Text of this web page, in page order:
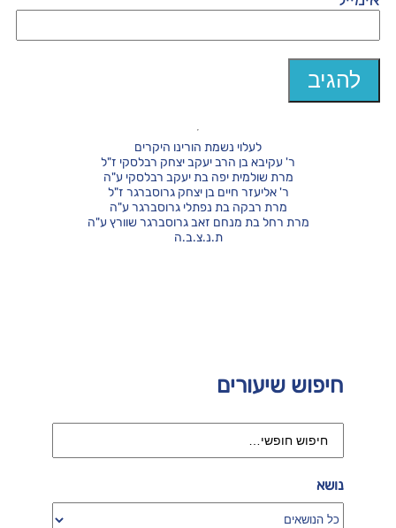
חיפוש שיעורים
נושא
לעלוי נשמת הורינו היקרים
ר' עקיבא בן הרב יעקב יצחק רבלסקי ז"ל
מרת שולמית יפה בת יעקב רבלסקי ע"ה
ר' אליעזר חיים בן יצחק גרוסברגר ז"ל
מרת רבקה בת נפתלי גרוסברגר ע"ה
מרת רחל בת מנחם זאב גרוסברגר שוורץ ע"ה
ת.נ.צ.ב.ה